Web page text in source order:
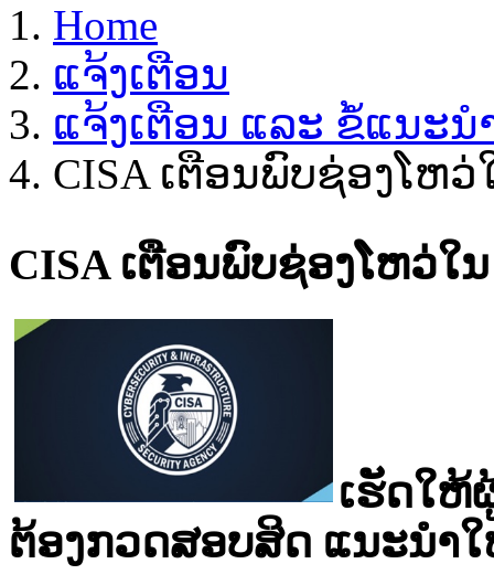
Home
ແຈ້ງເຕືອນ
ແຈ້ງເຕືອນ ແລະ ຂໍ້ແນະ
CISA ເຕືອນພົບຊ່ອງໂຫວ່
CISA ເຕືອນພົບຊ່ອງໂຫວ່ໃ
ເຮັດ​ໃຫ້​
ຕ້ອງ​ກວດ​ສອບ​ສິດ​ ແນະ​ນໍາໃ